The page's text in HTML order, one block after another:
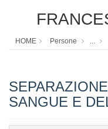
HOME Persone ...
SANGUE E